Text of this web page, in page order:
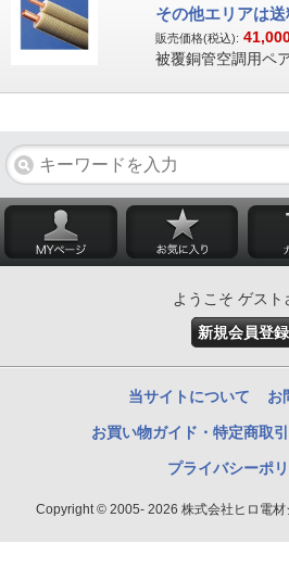
その他エリアは
販売価格(税込):
被覆銅管空調用ペ
ようこそ ゲスト
新規会員登録
当サイトについて お
お買い物ガイド・特定商取
プライバシーポ
Copyright © 2005- 2026 株式会社ヒロ電材